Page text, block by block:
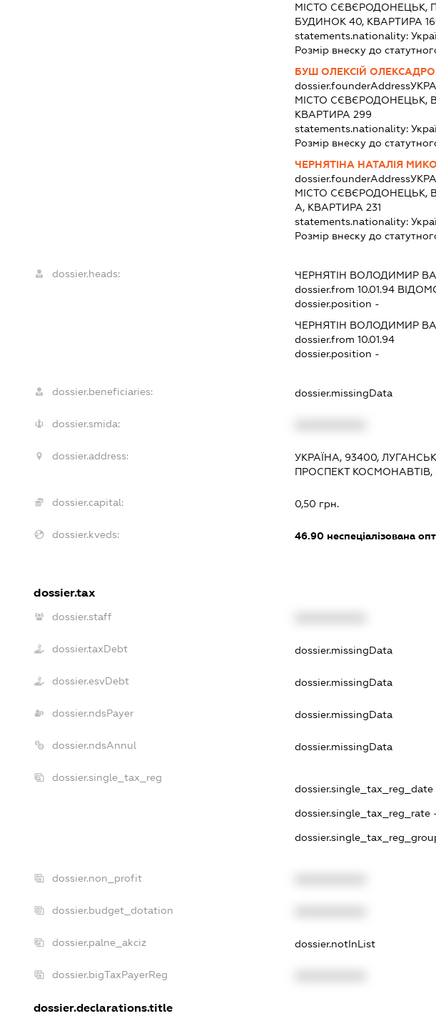
МІСТО СЄВЄРОДОНЕЦЬК,
БУДИНОК 40, КВАРТИРА
statements.nationality:
Розмір внеску до
БУШ ОЛЕКСІЙ
dossier.founderAddress
МІСТО СЄВЄРОДОНЕЦЬК,
КВАРТИРА 299
statements.nationality:
Розмір внеску до
ЧЕРНЯТІНА НАТАЛІЯ
dossier.founderAddress
МІСТО СЄВЄРОДОНЕЦЬК,
А, КВАРТИРА 231
statements.nationality:
Розмір внеску до
dossier.heads: ЧЕРНЯТІН ВОЛОДИМИР
dossier.from 10.01.94
dossier.position -
ЧЕРНЯТІН ВОЛОДИМИР
dossier.from 10.01.94
dossier.position -
dossier.beneficiaries: dossier.missingData
dossier.smida:
dossier.address:
УКРАЇНА, 93400,
ПРОСПЕКТ КОСМОНАВТІВ,
dossier.capital: 0,50 грн.
dossier.kveds: 46.90 неспеціалізована
dossier.tax
dossier.staff
dossier.taxDebt dossier.missingData
dossier.esvDebt dossier.missingData
dossier.ndsPayer dossier.missingData
dossier.ndsAnnul dossier.missingData
dossier.single_tax_reg
dossier.single_tax_reg_date -
dossier.single_tax_reg_rate
dossier.non_profit
dossier.budget_dotation
dossier.palne_akciz dossier.notInList
dossier.bigTaxPayerReg
dossier.declarations.title